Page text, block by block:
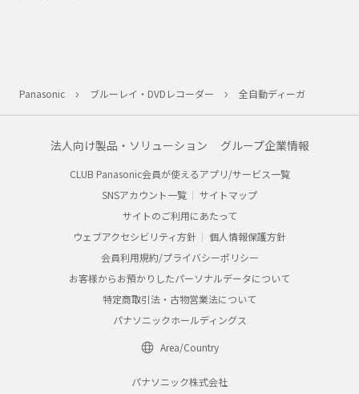
Panasonic ブルーレイ・DVDレコーダー 全自動ディーガ
法人向け製品・ソリューション グループ企業情報
CLUB Panasonic会員が使えるアプリ/サービス一覧
SNSアカウント一覧
サイトマップ
サイトのご利用にあたって
ウェブアクセシビリティ方針
個人情報保護方針
会員利用規約/プライバシーポリシー
お客様からお預かりしたパーソナルデータについて
特定商取引法・古物営業法について
パナソニックホールディングス
Area/Country
パナソニック株式会社